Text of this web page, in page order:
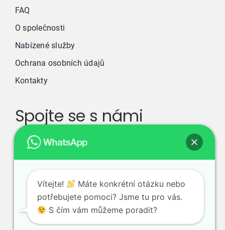
FAQ
O společnosti
Nabízené služby
Ochrana osobních údajů
Kontakty
Spojte se s námi
800 667 777
Online poptávka
Vítejte!
Máte konkrétní otázku nebo
potřebujete pomoci? Jsme tu pro vás.
S čím vám můžeme poradit?